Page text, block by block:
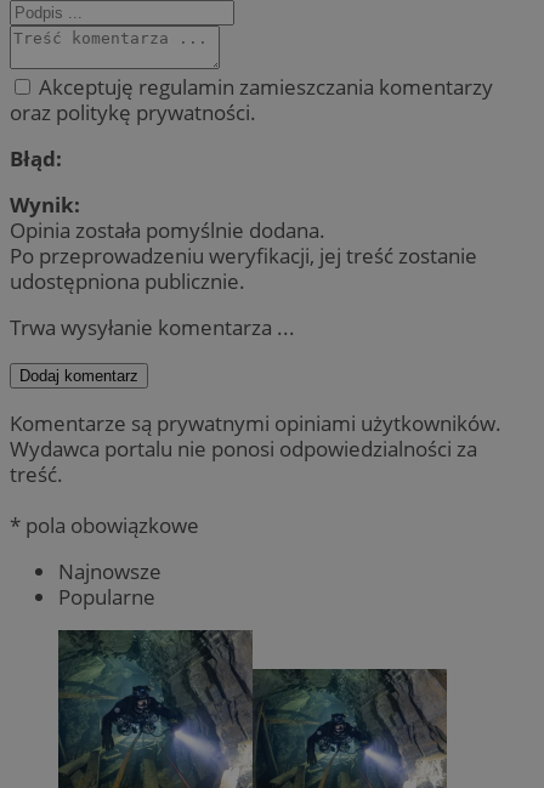
Akceptuję regulamin zamieszczania komentarzy
oraz politykę prywatności.
Błąd:
Wynik:
Opinia została pomyślnie dodana.
Po przeprowadzeniu weryfikacji, jej treść zostanie
udostępniona publicznie.
Trwa wysyłanie komentarza ...
Dodaj komentarz
Komentarze są prywatnymi opiniami użytkowników.
Wydawca portalu nie ponosi odpowiedzialności za
treść.
* pola obowiązkowe
Najnowsze
Popularne